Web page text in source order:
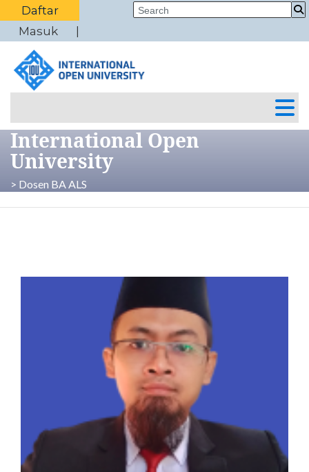
Daftar
Masuk
International Open
University
> Dosen BA ALS